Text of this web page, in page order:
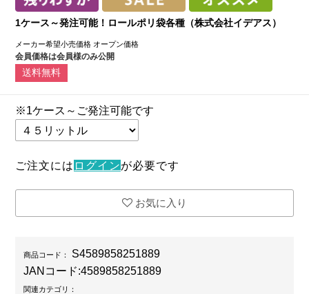
1ケース～発注可能！ロールポリ袋各種（株式会社イデアス）
メーカー希望小売価格 オープン価格
会員価格は会員様のみ公開
送料無料
※1ケース～ご発注可能です
ご注文には ログインが必要です
お気に入り
商品コード：
S4589858251889
JANコード:4589858251889
関連カテゴリ：